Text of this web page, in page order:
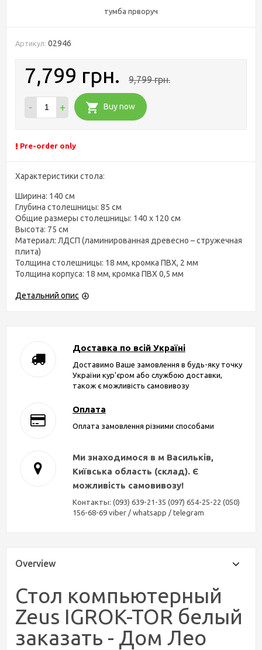
тумба прворуч
Артикул: 02946
7,799 грн. 9,799 грн.
- + Buy now
Pre-order only
Характеристики стола:
Ширина: 140 см
Глубина столешницы: 85 см
Общие размеры столешницы: 140 х 120 см
Высота: 75 см
Материал: ЛДСП (ламинированная древесно – стружечная
плита)
Толщина столешницы: 18 мм, кромка ПВХ, 2 мм
Толщина корпуса: 18 мм, кромка ПВХ 0,5 мм
Детальний опис
Доставка по всій Україні
Доставимо Ваше замовлення в будь-яку точку
України кур'єром або службою доставки,
також є можливість самовивозу
Оплата
Оплата замовлення різними способами
Ми знаходимося в м Васильків,
Київська область (склад). Є
можливість самовивозу!
Контакты: (093) 639-21-35 (097) 654-25-22 (050)
156-68-69 viber / whatsapp / telegram
Overview
Стол компьютерный
Zeus IGROK-TOR белый
заказать - Дом Лео